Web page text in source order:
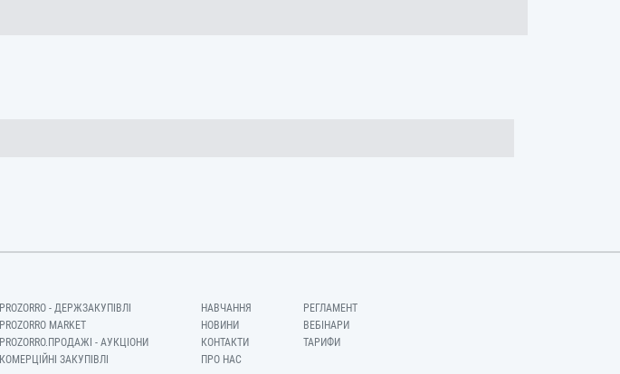
PROZORRO - ДЕРЖЗАКУПІВЛІ
PROZORRO MARKET
PROZORRO.ПРОДАЖІ - АУКЦІОНИ
КОМЕРЦІЙНІ ЗАКУПІВЛІ
НАВЧАННЯ
НОВИНИ
КОНТАКТИ
ПРО НАС
РЕГЛАМЕНТ
ВЕБІНАРИ
ТАРИФИ